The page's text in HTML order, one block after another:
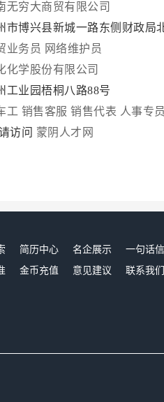
无穷大商贸有限公司
市博兴县新城一路东侧财政局
业务员 网络维护员
化学股份有限公司
工业园梧桐八路88号
工 销售客服 销售代表 人事专员
访问 蒙阴人才网
简历中心 名企展示 一句话
金币充值 意见建议 联系我们